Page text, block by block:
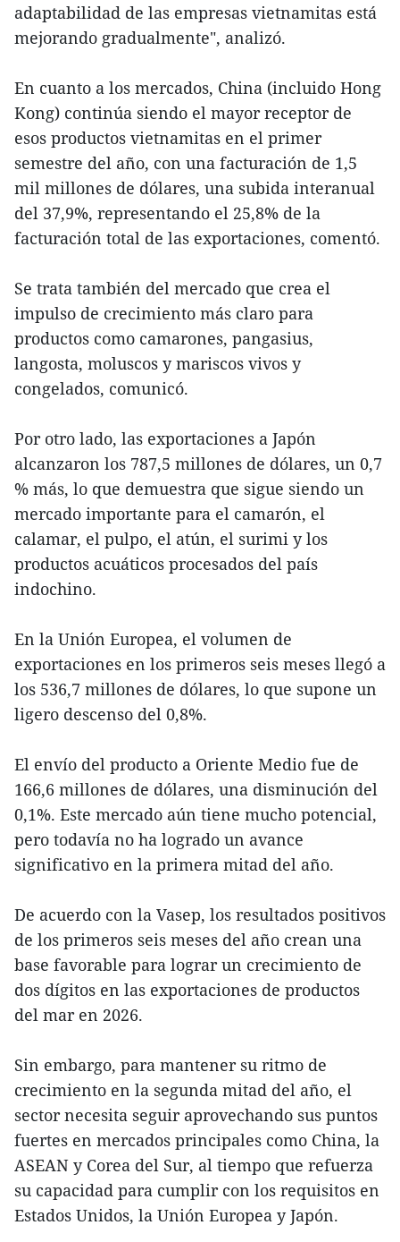
adaptabilidad de las empresas vietnamitas está
mejorando gradualmente", analizó.
En cuanto a los mercados, China (incluido Hong
Kong) continúa siendo el mayor receptor de
esos productos vietnamitas en el primer
semestre del año, con una facturación de 1,5
mil millones de dólares, una subida interanual
del 37,9%, representando el 25,8% de la
facturación total de las exportaciones, comentó.
Se trata también del mercado que crea el
impulso de crecimiento más claro para
productos como camarones, pangasius,
langosta, moluscos y mariscos vivos y
congelados, comunicó.
Por otro lado, las exportaciones a Japón
alcanzaron los 787,5 millones de dólares, un 0,7
% más, lo que demuestra que sigue siendo un
mercado importante para el camarón, el
calamar, el pulpo, el atún, el surimi y los
productos acuáticos procesados del país
indochino.
En la Unión Europea, el volumen de
exportaciones en los primeros seis meses llegó a
los 536,7 millones de dólares, lo que supone un
ligero descenso del 0,8%.
El envío del producto a Oriente Medio fue de
166,6 millones de dólares, una disminución del
0,1%. Este mercado aún tiene mucho potencial,
pero todavía no ha logrado un avance
significativo en la primera mitad del año.
De acuerdo con la Vasep, los resultados positivos
de los primeros seis meses del año crean una
base favorable para lograr un crecimiento de
dos dígitos en las exportaciones de productos
del mar en 2026.
Sin embargo, para mantener su ritmo de
crecimiento en la segunda mitad del año, el
sector necesita seguir aprovechando sus puntos
fuertes en mercados principales como China, la
ASEAN y Corea del Sur, al tiempo que refuerza
su capacidad para cumplir con los requisitos en
Estados Unidos, la Unión Europea y Japón.